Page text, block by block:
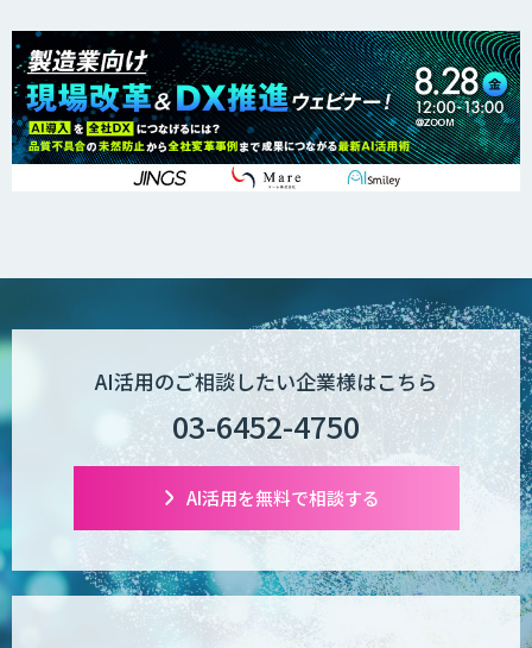
AI活用のご相談したい企業様はこちら
03-6452-4750
AI活用を無料で相談する